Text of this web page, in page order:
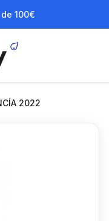
100€
2022